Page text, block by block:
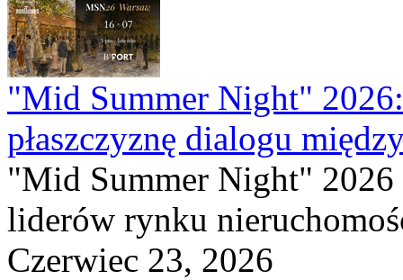
"Mid Summer Night"
płaszczyznę dialogu
"Mid Summer Night" 2026
liderów rynku
Czerwiec 23, 2026